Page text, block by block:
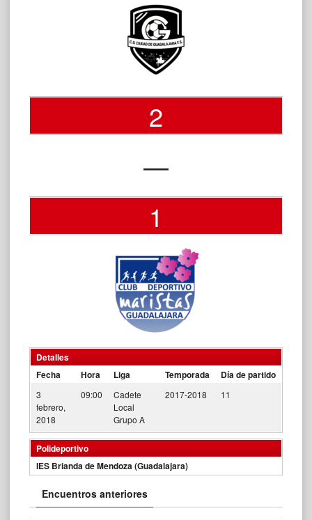
2
—
1
Detalles
Fecha
Hora Liga Temporada Día de partido
3
febrero,
2018
09:00
Cadete
Local
Grupo A
2017-2018 11
Polideportivo
IES Brianda de Mendoza (Guadalajara)
Encuentros anteriores